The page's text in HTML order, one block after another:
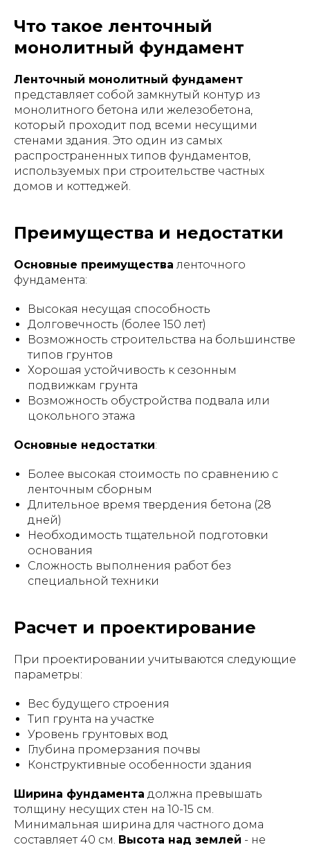
Что такое ленточный
монолитный фундамент
Ленточный монолитный фундамент
представляет собой замкнутый контур из
монолитного бетона или железобетона,
который проходит под всеми несущими
стенами здания. Это один из самых
распространенных типов фундаментов,
используемых при строительстве частных
домов и коттеджей.
Преимущества и недостатки
Основные преимущества ленточного
фундамента:
Высокая несущая способность
Долговечность (более 150 лет)
Возможность строительства на большинстве
типов грунтов
Хорошая устойчивость к сезонным
подвижкам грунта
Возможность обустройства подвала или
цокольного этажа
Основные недостатки:
Более высокая стоимость по сравнению с
ленточным сборным
Длительное время твердения бетона (28
дней)
Необходимость тщательной подготовки
основания
Сложность выполнения работ без
специальной техники
Расчет и проектирование
При проектировании учитываются следующие
параметры:
Вес будущего строения
Тип грунта на участке
Уровень грунтовых вод
Глубина промерзания почвы
Конструктивные особенности здания
Ширина фундамента должна превышать
толщину несущих стен на 10-15 см.
Минимальная ширина для частного дома
составляет 40 см. Высота над землей - не